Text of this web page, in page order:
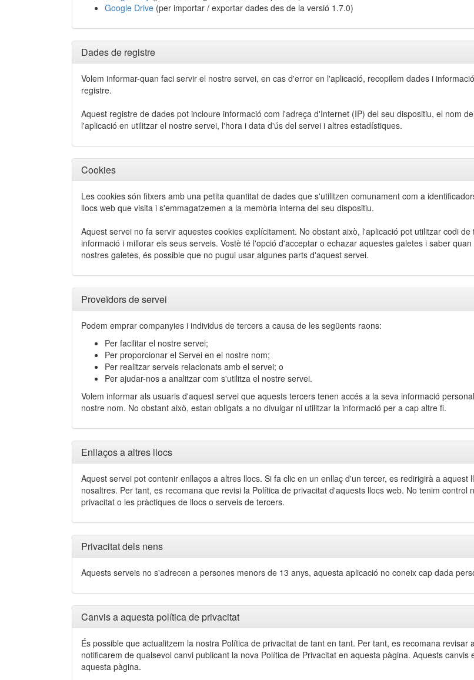
Google Drive (per importar / exportar dades des de la versió 1.7.0)
Dades de registre
Volem informar-quan faci servir el nostre servei, en cas d'error en l'aplicació, recopilem dades i
registre.
Aquest registre de dades pot incloure informació com l'adreça d'Internet (IP) del seu dispositiu, el nom
l'aplicació en utilitzar el nostre servei, l'hora i data d'ús del servei i altres estadístiques.
Cookies
Les cookies són fitxers amb una petita quantitat de dades que s'utilitzen comunament com a
llocs web que visita i s'emmagatzemen a la memòria interna del seu dispositiu.
Aquest servei no fa servir aquestes cookies explícitament. No obstant això, l'aplicació pot utilitzar codi
informació i millorar els seus serveis. Vostè té l'opció d'acceptar o echazar aquestes galetes i saber
nostres galetes, és possible que no pugui usar algunes parts d'aquest servei.
Proveïdors de servei
Podem emprar companyies i individus de tercers a causa de les següents raons:
Per facilitar el nostre servei;
Per proporcionar el Servei en el nostre nom;
Per realitzar serveis relacionats amb el servei; o
Per ajudar-nos a analitzar com s'utilitza el nostre servei.
Volem informar als usuaris d'aquest servei que aquests tercers tenen accés a la seva informació
nostre nom. No obstant això, estan obligats a no divulgar ni utilitzar la informació per a cap altre fi.
Enllaços a altres llocs
Aquest servei pot contenir enllaços a altres llocs. Si fa clic en un enllaç d'un tercer, es redirigirà a
nosaltres. Per tant, es recomana que revisi la Política de privacitat d'aquests llocs web. No tenim
privacitat o les pràctiques de llocs o serveis de tercers.
Privacitat dels nens
Aquests serveis no s'adrecen a persones menors de 13 anys, aquesta aplicació no coneix cap dada
Canvis a aquesta política de privacitat
És possible que actualitzem la nostra Política de privacitat de tant en tant. Per tant, es recomana
notificarem de qualsevol canvi publicant la nova Política de Privacitat en aquesta pàgina. Aquests
aquesta pàgina.